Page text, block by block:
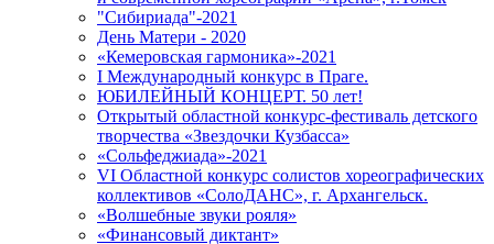
"Сибириада"-2021
День Матери - 2020
«Кемеровская гармоника»-2021
I Международный конкурс в Праге.
ЮБИЛЕЙНЫЙ КОНЦЕРТ. 50 лет!
Открытый областной конкурс-фестиваль детского
творчества «Звездочки Кузбасса»
«Сольфеджиада»-2021
VI Областной конкурс солистов хореографических
коллективов «СолоДАНС», г. Архангельск.
«Волшебные звуки рояля»
«Финансовый диктант»